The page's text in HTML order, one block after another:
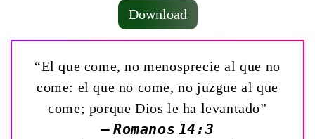
Download
“El que come, no menosprecie al que no
come: el que no come, no juzgue al que
come; porque Dios le ha levantado”
— Romanos 14:3